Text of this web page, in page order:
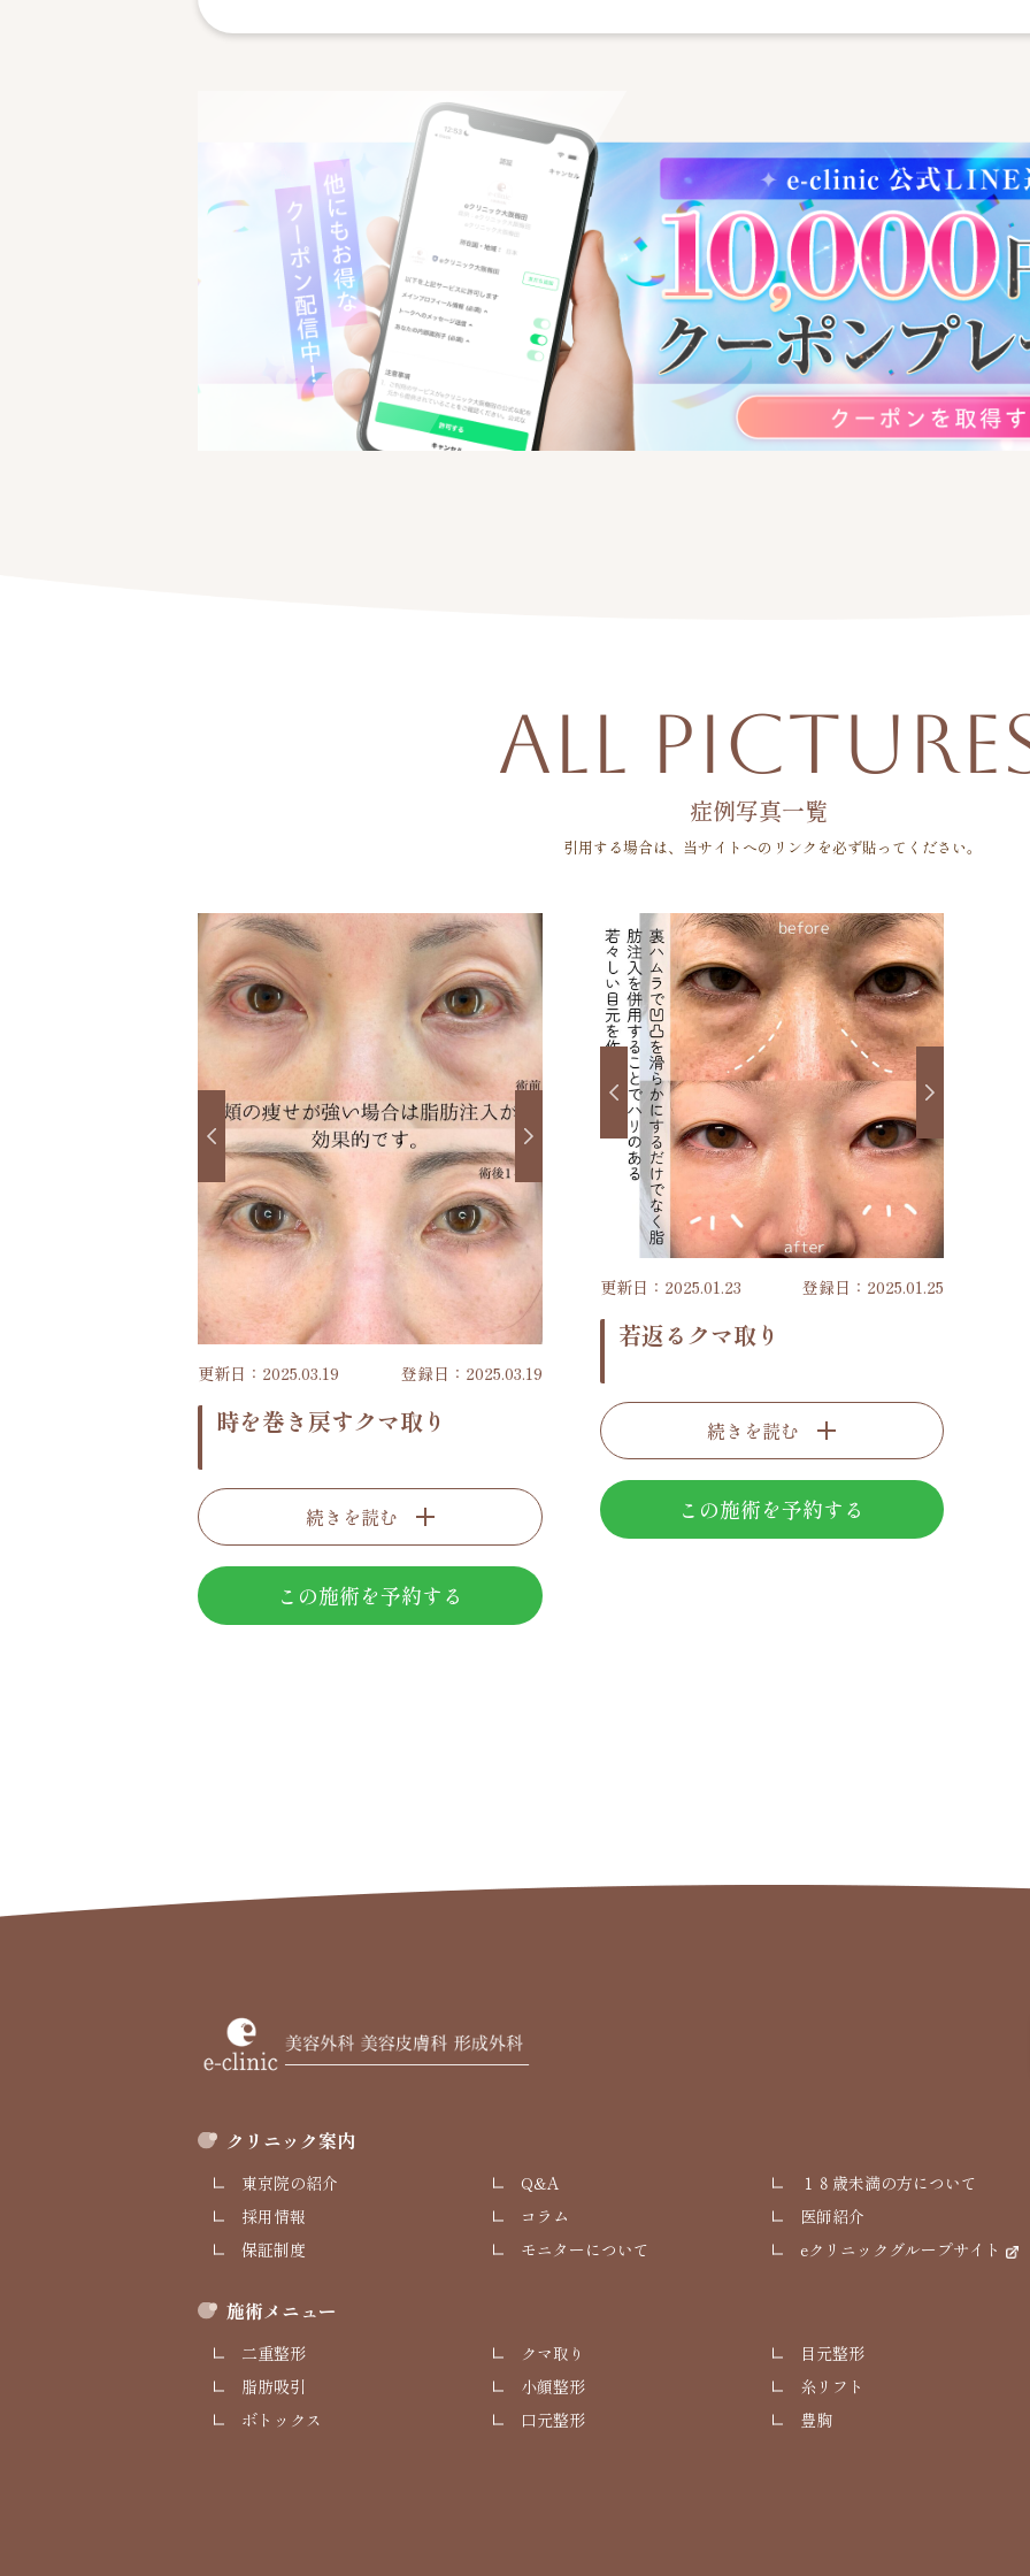
ALL
症例写真一覧
引用する場合は、当サイトへのリンクを必ず貼ってください。
更新日：2025.03.19 登録日：2025.03.19
時を巻き戻すクマ取り
続きを読む
この施術を予約する
更新日：2025.01.23 登録日：2025.01.25
若返るクマ取り
続きを読む
この施術を予約する
クリニック案内
東京院の紹介 Q&A
１８歳未満の方について
採用情報
コラム
医師紹介
保証制度
モニターについて eクリニックグループサイト
施術メニュー
二重整形 クマ取り
目元整形
脂肪吸引
小顔整形
糸リフト
ボトックス
口元整形 豊胸